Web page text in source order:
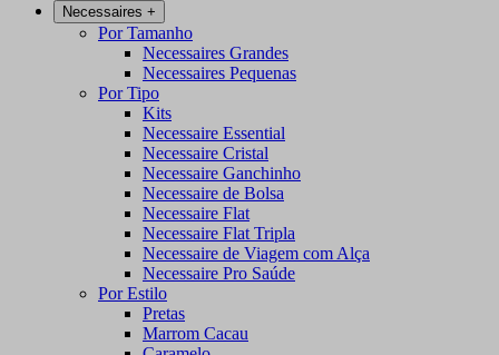
Necessaires +
Por Tamanho
Necessaires Grandes
Necessaires Pequenas
Por Tipo
Kits
Necessaire Essential
Necessaire Cristal
Necessaire Ganchinho
Necessaire de Bolsa
Necessaire Flat
Necessaire Flat Tripla
Necessaire de Viagem com Alça
Necessaire Pro Saúde
Por Estilo
Pretas
Marrom Cacau